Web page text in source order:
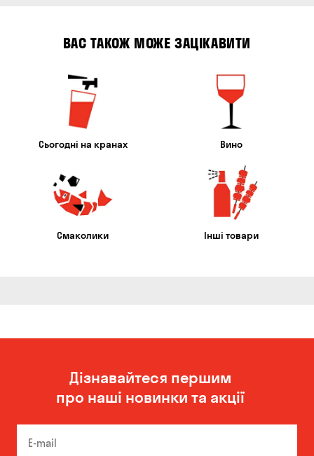
ВАС ТАКОЖ МОЖЕ ЗАЦІКАВИТИ
Сьогодні на кранах Вино
Смаколики Інші товари
Дізнавайтеся першим
про наші новинки та акції